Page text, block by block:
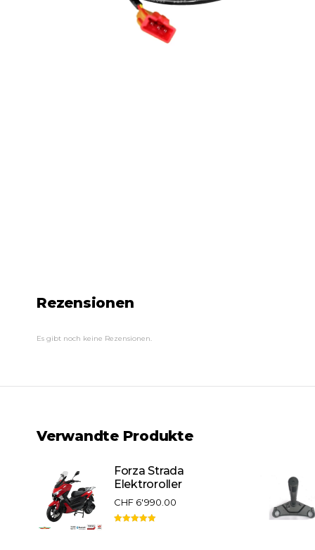
Rezensionen
Es gibt noch keine Rezensionen.
Verwandte Produkte
Forza Strada
Elektroroller
CHF6'990.00